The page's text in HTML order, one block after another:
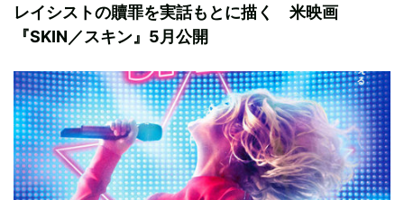
レイシストの贖罪を実話もとに描く 米映画
『SKIN／スキン』5月公開